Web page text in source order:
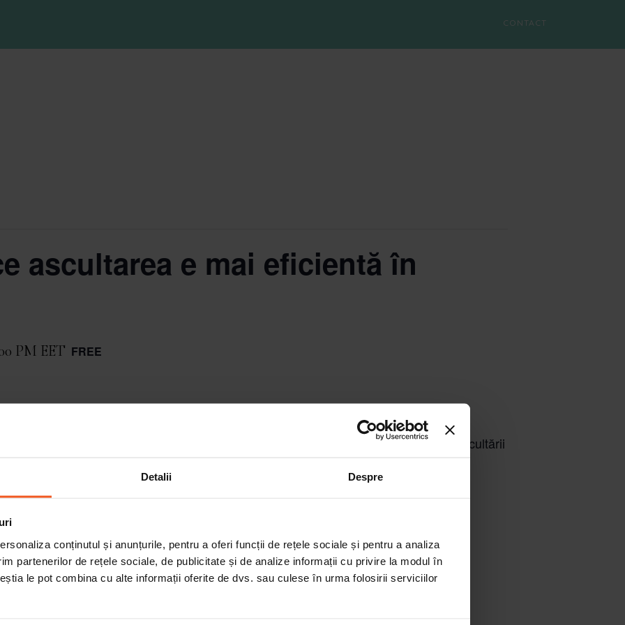
Detalii Despre
conținutul și anunțurile, pentru a oferi funcții de rețele sociale și pentru a analiza
partenerilor de rețele sociale, de publicitate și de analize informații cu privire la modul în
le pot combina cu alte informații oferite de dvs. sau culese în urma folosirii serviciilor
CONTACT
ascultarea e mai eficientă în
PM EET FREE
îl asociezi cu tensiune, nervi, argumente contestate, presiuni diverse, convingeri
e inevitabil în viața oricui. În acest webinar o să ne folosim de practica ascultării
de conectare și apropiere a relației.
ORGANIZER